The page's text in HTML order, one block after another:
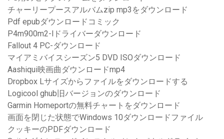
チャーリープースアルバムzip mp3をダウンロード
Pdf epubダウンロードコミック
P4m900m2-lドライバーダウンロード
Fallout 4 PC-ダウンロード
マイアミバイスシーズン5 DVD ISOダウンロード
Aashiqui映画曲ダウンロードmp4
Dropbox Lサイズからファイルをダウンロードする
Logicool ghub旧バージョンのダウンロード
Garmin Homeportの無料チャートをダウンロード
画面を閉じた状態でWindows 10ダウンロードファイル
クッキーのPDFダウンロード